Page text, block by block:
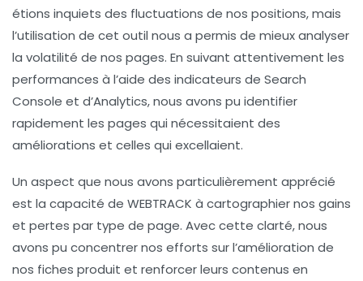
étions inquiets des fluctuations de nos positions, mais
l’utilisation de cet outil nous a permis de mieuxanalyser
la volatilité de nos pages. En suivant attentivement les
performances à l’aide des indicateurs de Search
Console et d’Analytics, nous avons pu identifier
rapidement les pages qui nécessitaient des
améliorations et celles qui excellaient.
Un aspect que nous avons particulièrement apprécié
est la capacité de WEBTRACK à cartographier nos gains
et pertes par type de page. Avec cette clarté, nous
avons pu concentrer nos efforts sur l’amélioration de
nos fiches produit et renforcer leurs contenus en